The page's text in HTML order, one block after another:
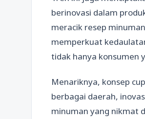
berinovasi dalam
meracik resep
memperkuat
tidak hanya konsumen
Menariknya, konsep
berbagai daerah,
minuman yang nikmat